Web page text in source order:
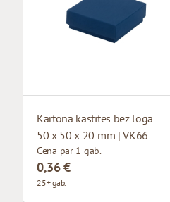
Kartona kastītes bez loga
50 x 50 x 20 mm | VK66
Cena par 1 gab.
0,36 €
25+ gab.